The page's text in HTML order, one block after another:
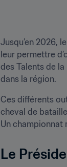
Jusqu’en 2026,
leur permettre
des Talents de
dans la région.
Ces différents
cheval de
Un championnat
Le